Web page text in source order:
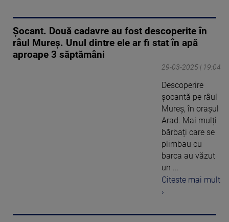
Șocant. Două cadavre au fost descoperite în
râul Mureș. Unul dintre ele ar fi stat în apă
aproape 3 săptămâni
29-03-2025 | 19:04
Descoperire
șocantă pe râul
Mureș, în orașul
Arad. Mai mulți
bărbați care se
plimbau cu
barca au văzut
un ...
Citeste mai mult
›